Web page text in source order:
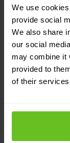
We use
provide social
We also share
our social
may combine it
provided to
of their
60+
Unser